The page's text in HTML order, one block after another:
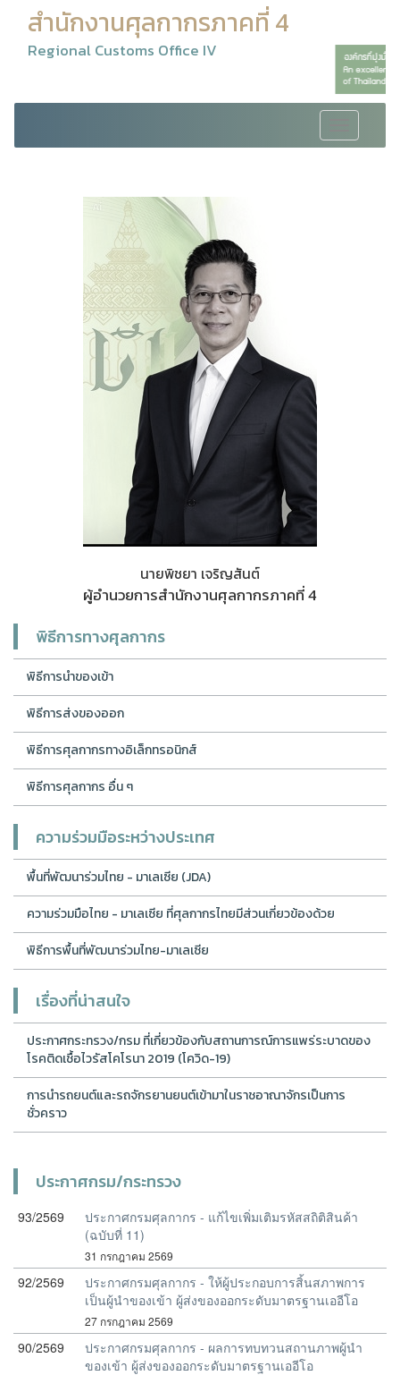
สำนักงานศุลกากรภาคที่ 4
Regional Customs Office IV
navigation
นายพิชยา เจริญสันต์
ผู้อำนวยการสำนักงานศุลกากรภาคที่ 4
พิธีการทางศุลกากร
พิธีการนำของเข้า
พิธีการส่งของออก
พิธีการศุลกากรทางอิเล็กทรอนิกส์
พิธีการศุลกากร อื่น ๆ
ความร่วมมือระหว่างประเทศ
พื้นที่พัฒนาร่วมไทย - มาเลเซีย (JDA)
ความร่วมมือไทย - มาเลเซีย ที่ศุลกากรไทยมีส่วนเกี่ยวข้องด้วย
พิธีการพื้นที่พัฒนาร่วมไทย-มาเลเซีย
เรื่องที่น่าสนใจ
ประกาศกระทรวง/กรม ที่เกี่ยวข้องกับสถานการณ์การแพร่ระบาดของ
โรคติดเชื้อไวรัสโคโรนา 2019 (โควิด-19)
การนำรถยนต์และรถจักรยานยนต์เข้ามาในราชอาณาจักรเป็นการ
ชั่วคราว
ประกาศกรม/กระทรวง
93/2569
ประกาศกรมศุลกากร - แก้ไขเพิ่มเติมรหัสสถิติสินค้า
(ฉบับที่ 11)
31 กรกฎาคม 2569
92/2569
ประกาศกรมศุลกากร - ให้ผู้ประกอบการสิ้นสภาพการ
เป็นผู้นำของเข้า ผู้ส่งของออกระดับมาตรฐานเออีโอ
27 กรกฎาคม 2569
90/2569
ประกาศกรมศุลกากร - ผลการทบทวนสถานภาพผู้นำ
ของเข้า ผู้ส่งของออกระดับมาตรฐานเออีโอ